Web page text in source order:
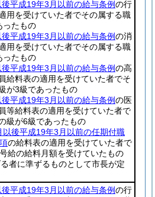
平成19年3月以前の給与条例の行
用を受けていた者でその属する職
ったもの
平成19年3月以前の給与条例の消
用を受けていた者でその属する職
ったもの
平成19年3月以前の給与条例の高
給料表の適用を受けていた者でそ
が3級であったもの
平成19年3月以前の給与条例の医
等給料表の適用を受けていた者で
級が6級であったもの
以後平成19年3月以前の任期付職
の給料表の適用を受けていた者で
給の給料月額を受けていたもの
者に準ずるものとして市長が定
平成19年3月以前の給与条例の行